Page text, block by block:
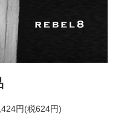
円(税624円)